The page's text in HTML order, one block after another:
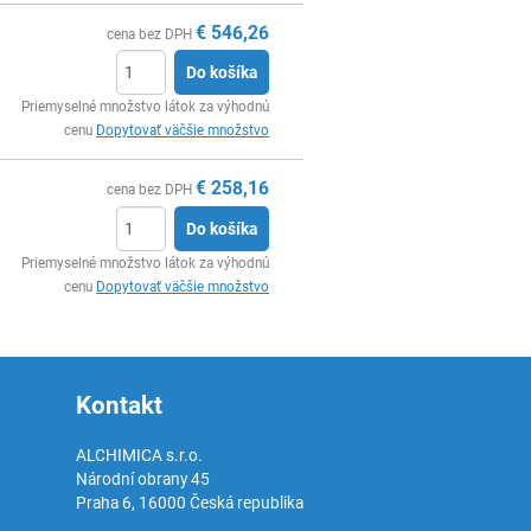
cena bez DPH € 546,26
Do košíka
Priemyselné množstvo látok za výhodnú
cenu Dopytovať väčšie množstvo
cena bez DPH € 258,16
Do košíka
Priemyselné množstvo látok za výhodnú
cenu Dopytovať väčšie množstvo
Kontakt
ALCHIMICA s.r.o.
Národní obrany 45
Praha 6, 16000 Česká republika